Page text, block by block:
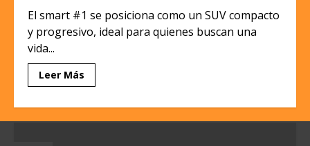
El smart #1 se posiciona como un SUV compacto
y progresivo, ideal para quienes buscan una
vida...
Leer Más